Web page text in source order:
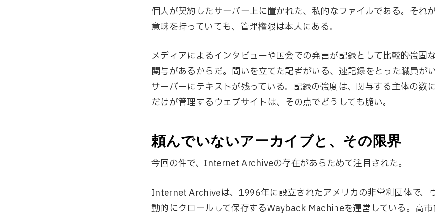
個人が契約したサーバー上に置かれた、私的なファイルである。それ
意味を持っていても、管理権限は本人にある。
メディアによるインタビューや国会での発言が記録として比較的強固
関与があるからだ。問いを立てた記者がいる、速記録をとった職員が
サーバーにテキストが残っている。記録の強度は、関与する主体の数
だけが管理するウェブサイトは、その点でどうしても脆い。
頼んでいないアーカイブと、その限界
今回の件で、Internet Archiveの存在があらためて注目された。
Internet Archiveは、1996年に設立されたアメリカの非営利団体で、
動的にクロールして保存するWayback Machineを運営している。高